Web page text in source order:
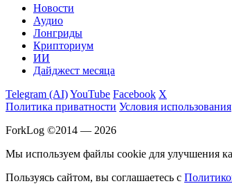
Новости
Аудио
Лонгриды
Крипториум
ИИ
Дайджест месяца
Telegram (AI)YouTube Facebook X
Политика приватности Условия использования
ForkLog ©2014 — 2026
Мы используем файлы cookie для улучшения
Пользуясь сайтом, вы соглашаетесь с